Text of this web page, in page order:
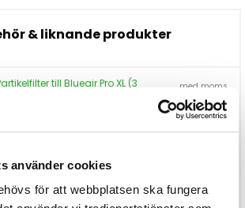
använder cookies
för att webbplatsen ska fungera
& liknande produkter
till Blueair Pro XL (3
med moms
2.625kr
med moms